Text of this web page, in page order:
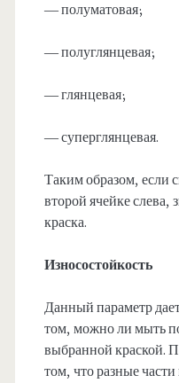
— полуматовая;
— полуглянцевая;
— глянцевая;
— суперглянцевая.
Таким образом, если
второй ячейке слева,
краска.
Износостойкость
Данный параметр
том, можно ли мыть
выбранной краской.
том, что разные